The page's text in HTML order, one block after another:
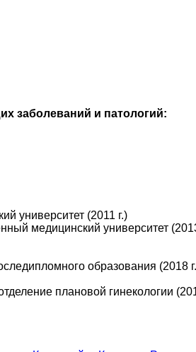
заболеваний и патологий:
университет (2011 г.)
медицинский университет
образования (2018
плановой гинекологии